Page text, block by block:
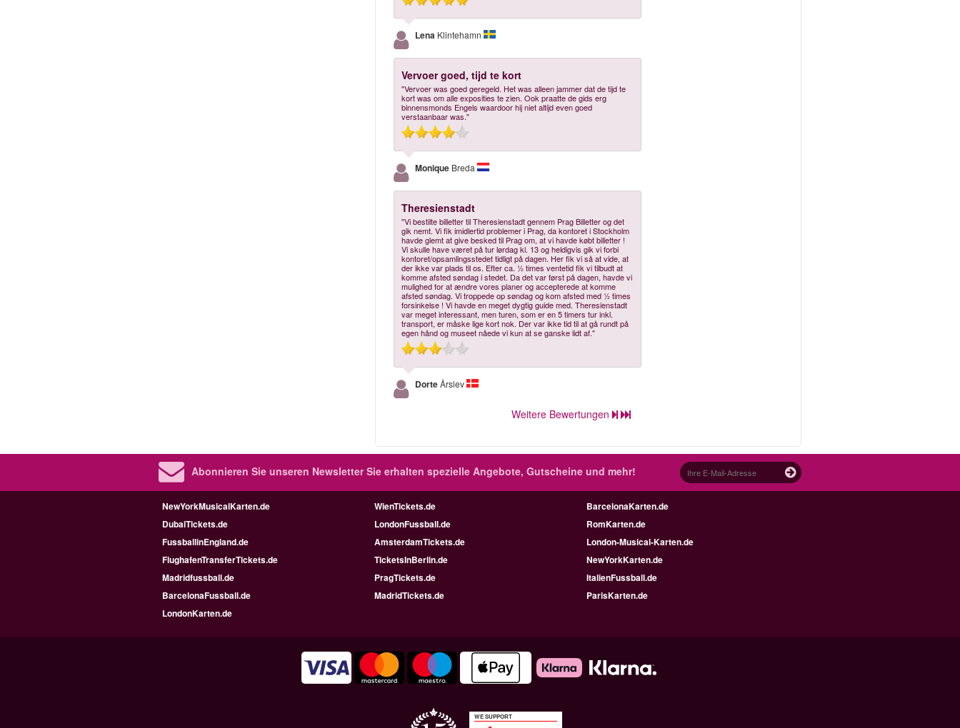
Lena Klintehamn
Vervoer goed, tijd te kort
"Vervoer was goed geregeld. Het was alleen jammer dat de tijd te
kort was om alle exposities te zien. Ook praatte de gids erg
binnensmonds Engels waardoor hij niet altijd even goed
verstaanbaar was."
Monique Breda
Theresienstadt
"Vi bestilte billetter til Theresienstadt gennem Prag Billetter og det
gik nemt. Vi fik imidlertid problemer i Prag, da kontoret i Stockholm
havde glemt at give besked til Prag om, at vi havde købt billetter !
Vi skulle have været på tur lørdag kl. 13 og heldigvis gik vi forbi
kontoret/opsamlingsstedet tidligt på dagen. Her fik vi så at vide, at
der ikke var plads til os. Efter ca. ½ times ventetid fik vi tilbudt at
komme afsted søndag i stedet. Da det var først på dagen, havde vi
mulighed for at ændre vores planer og accepterede at komme
afsted søndag. Vi troppede op søndag og kom afsted med ½ times
forsinkelse ! Vi havde en meget dygtig guide med. Theresienstadt
var meget interessant, men turen, som er en 5 timers tur inkl.
transport, er måske lige kort nok. Der var ikke tid til at gå rundt på
egen hånd og museet nåede vi kun at se ganske lidt af."
DorteÅrslev
Weitere Bewertungen
Abonnieren Sie unseren NewsletterSie erhalten spezielle Angebote, Gutscheine und mehr!
NewYorkMusicalKarten.de WienTickets.de
BarcelonaKarten.de
DubaiTickets.de
LondonFussball.de
RomKarten.de
FussballinEngland.de
AmsterdamTickets.de
London-Musical-Karten.de
FlughafenTransferTickets.de
TicketsInBerlin.de
NewYorkKarten.de
Madridfussball.de
PragTickets.de
ItalienFussball.de
BarcelonaFussball.de
MadridTickets.de
ParisKarten.de
LondonKarten.de
WE SUPPORT